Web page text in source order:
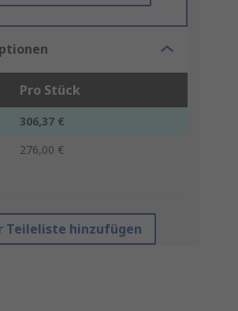
Pro Stück
306,37 €
276,00 €
Teileliste hinzufügen